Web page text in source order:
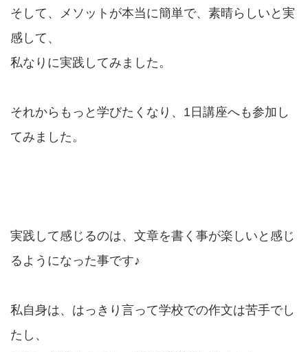
そして、メソットが本当に簡単で、素晴らしいと実
感して、
私なりに実践してみました。
それからもっと学びたくなり、1日講座へも参加し
てみました。
実践して感じるのは、文章を書く事が楽しいと感じ
るようになった事です♪
私自身は、はっきり言って学校での作文は苦手でし
たし、